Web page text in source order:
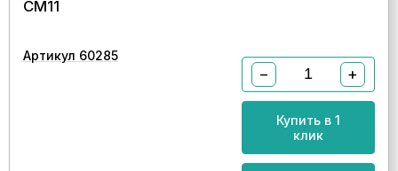
СМ11
Артикул 60285
− +
Купить в 1
клик